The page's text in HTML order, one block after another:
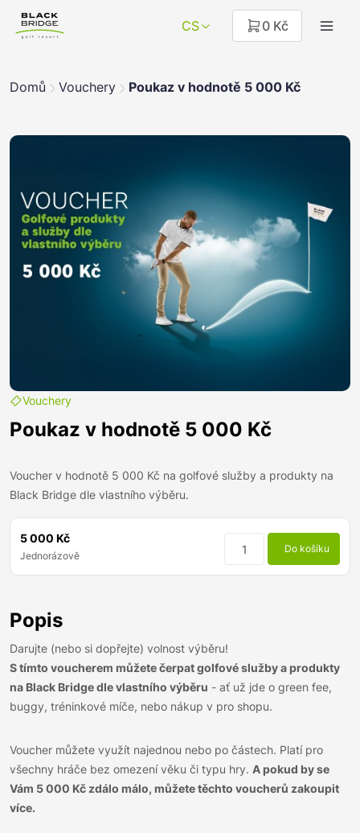
CS 0 Kč
Domů Vouchery Poukaz v hodnotě 5 000 Kč
Vouchery
Poukaz v hodnotě 5 000 Kč
Voucher v hodnotě 5 000 Kč na golfové služby a produkty na
Black Bridge dle vlastního výběru.
5 000 Kč
Jednorázově
Do košíku
Popis
Darujte (nebo si dopřejte) volnost výběru!
S tímto voucherem můžete čerpat golfové služby a produkty
na Black Bridge dle vlastního výběru - ať už jde o green fee,
buggy, tréninkové míče, nebo nákup v pro shopu.
Voucher můžete využít najednou nebo po částech. Platí pro
všechny hráče bez omezení věku či typu hry. A pokud by se
Vám 5 000 Kč zdálo málo, můžete těchto voucherů zakoupit
více.